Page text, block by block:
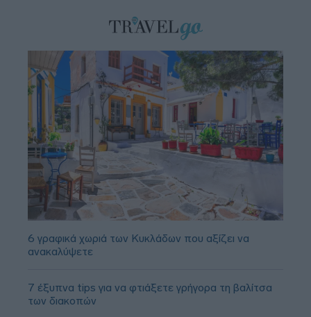
6 γραφικά χωριά των Κυκλάδων που αξίζει να
ανακαλύψετε
7 έξυπνα tips για να φτιάξετε γρήγορα τη βαλίτσα
των διακοπών